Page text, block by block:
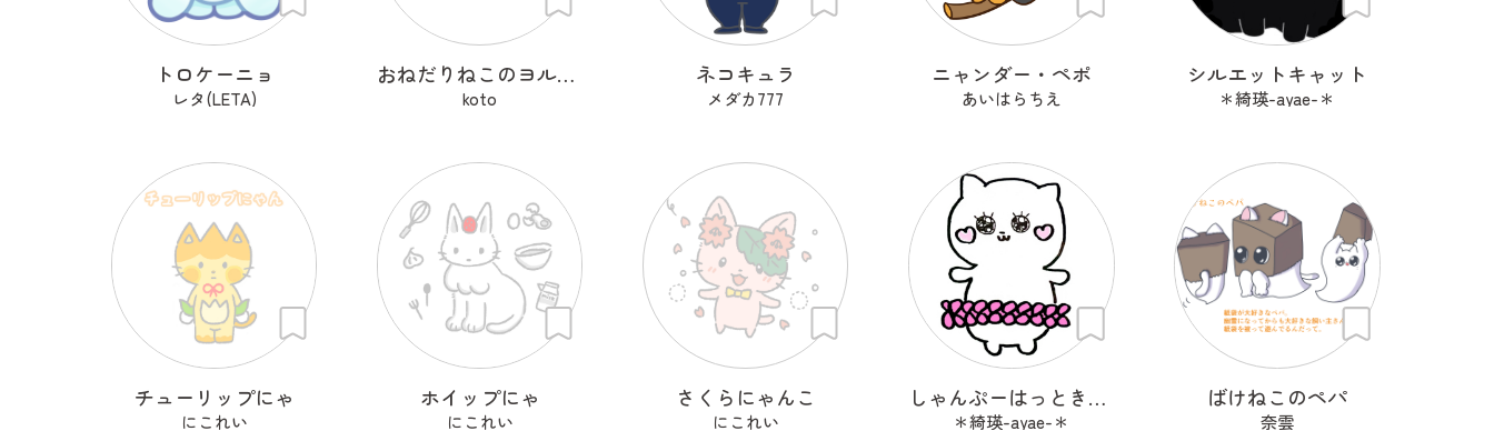
トロケーニョ
レタ(LETA)
おねだりねこのヨルとユキ
koto
ネコキュラ
メダカ777
ニャンダー・ペポ
あいはらちえ
シルエットキャット
＊綺瑛-ayae-＊
チューリップにゃ
にこれい
ホイップにゃ
にこれい
さくらにゃんこ
にこれい
しゃんぷーはっときゃっと
＊綺瑛-ayae-＊
ばけねこのペパ
奈雲